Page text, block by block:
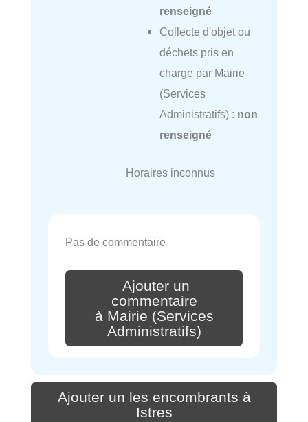
renseigné
Collecte d'objet ou
déchets pris en
charge par Mairie
(Services
Administratifs) : non
renseigné
Horaires inconnus
Pas de commentaire
Ajouter un
commentaire
à Mairie (Services
Administratifs)
Ajouter un les encombrants à
Istres